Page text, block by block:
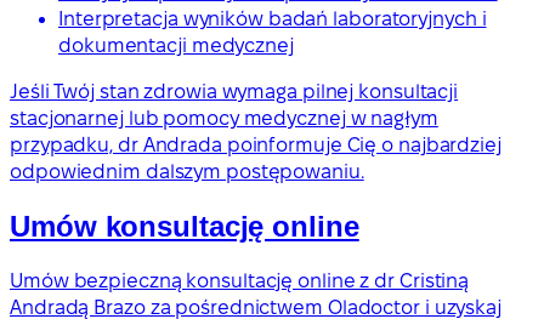
Interpretacja wyników badań laboratoryjnych i
dokumentacji medycznej
Jeśli Twój stan zdrowia wymaga pilnej konsultacji
stacjonarnej lub pomocy medycznej w nagłym
przypadku, dr Andrada poinformuje Cię o najbardziej
odpowiednim dalszym postępowaniu.
Umów konsultację online
Umów bezpieczną konsultację online z dr Cristiną
Andradą Brazo za pośrednictwem Oladoctor i uzyskaj